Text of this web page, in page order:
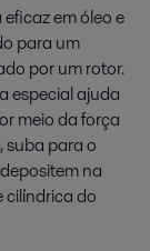
em óleo e
para um
por um rotor.
especial ajuda
meio da força
suba para o
na
cilíndrica do